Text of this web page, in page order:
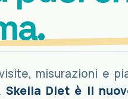
misurazioni e
Skeila Diet è il